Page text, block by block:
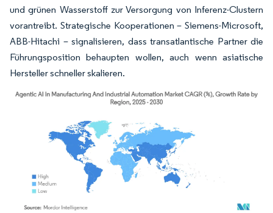
und grünen Wasserstoff zur Versorgung von Inferenz-Clustern
vorantreibt. Strategische Kooperationen – Siemens-Microsoft,
ABB-Hitachi – signalisieren, dass transatlantische Partner die
Führungsposition behaupten wollen, auch wenn asiatische
Hersteller schneller skalieren.